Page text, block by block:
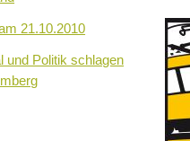
21.10.2010
und Politik schlagen